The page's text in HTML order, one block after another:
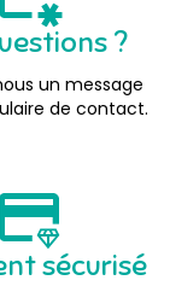
?
un message
de contact.
sécurisé